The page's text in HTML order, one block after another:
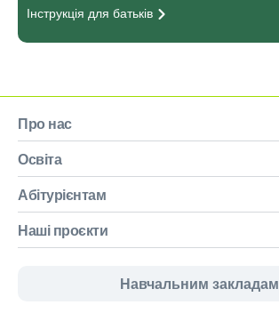
Інструкція для батьків
Про нас
Освіта
Абітурієнтам
Наші проєкти
Навчальним закладам